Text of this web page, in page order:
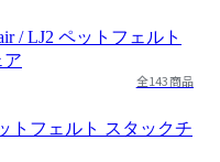
全143商品
トフェルト スタックチ